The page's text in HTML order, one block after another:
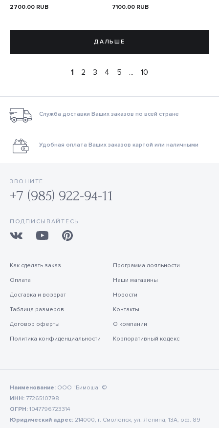
2700.00 RUB
7100.00 RUB
ДАЛЬШЕ
1 2 3 4 5 ... 10
Служба доставки Ваших заказов по всей стране
Удобная оплата Ваших заказов картой или наличными
ЗВОНИТЕ
+7 (985) 922-94-11
ПОДПИСЫВАЙТЕСЬ
Как сделать заказ
Оплата
Доставка и возврат
Таблица размеров
Договор оферты
Политика конфиденциальности
Программа лояльности
Наши магазины
Новости
Контакты
О компании
Корпоративный кодекс
Наименование: ООО "Бимоша" ©
ИНН: 7726510798
ОГРН: 1047796723314
Юридический адрес: 214000, г. Смоленск, ул. Ленина, 13А, оф. 89